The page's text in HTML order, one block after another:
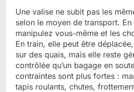
Une valise ne subit pas les
selon le moyen de transport.
manipulez vous-même et les
En train, elle peut être
sur des quais, mais elle reste
contrôlée qu’un bagage en
contraintes sont plus fortes :
tapis roulants, chutes,